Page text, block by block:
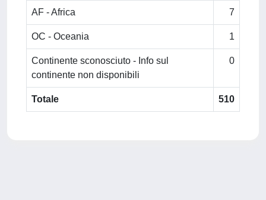
AF - Africa 7
OC - Oceania 1
Continente sconosciuto - Info sul
continente non disponibili
0
Totale 510